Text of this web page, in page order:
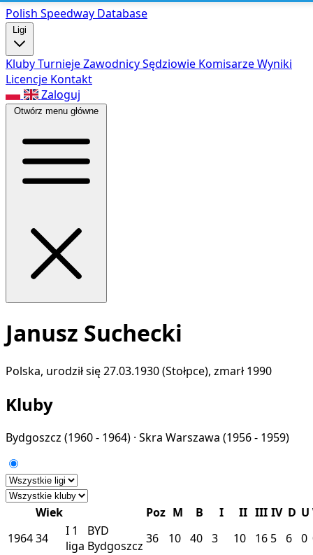
Polish Speedway Database
Ligi
KlubyTurniejeZawodnicySędziowie KomisarzeWyniki
Licencje Kontakt
Zaloguj
Otwórz menu główne
Janusz Suchecki
Polska, urodził się 27.03.1930 (Stołpce), zmarł 1990
Kluby
Bydgoszcz (1960 - 1964) · Skra Warszawa (1956 - 1959)
Wiek Poz M B I II III IV D U
196434 I 1
liga
BYD
Bydgoszcz 36 10 40 3 10 16 5 6 0